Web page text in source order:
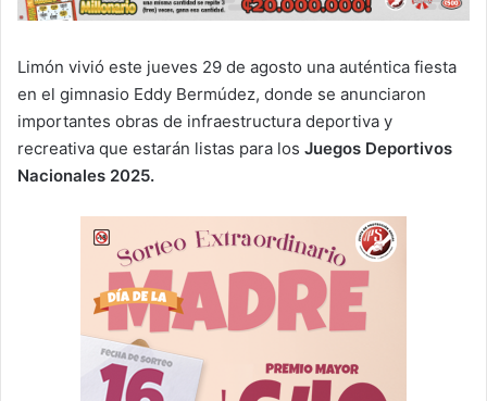
Limón vivió este jueves 29 de agosto una auténtica fiesta
en el gimnasio Eddy Bermúdez, donde se anunciaron
importantes obras de infraestructura deportiva y
recreativa que estarán listas para los Juegos Deportivos
Nacionales 2025.